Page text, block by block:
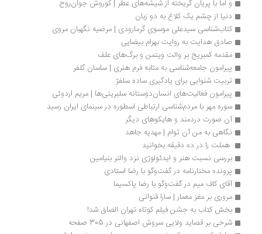
و اما با پریان گریخته از شیشه‌های عطر | کوروش جوان‌روح
دنیا از چشم یک کلاغ به دو زبان
کتاب‌شناسی سیدعلی موسوی گرمارودی | مرضیه نگهبان مروی
صادق هدایت به روایت بهرام بیضایی
مقدمه کمبریج بر والت ویتمن و برگ‌های علف
پیرامون جامعه‌شناسی به مثابه فرم هنری | ساسان گلفر
تربیت شنوایی برای یادگیری ساده سلفژ
پیرامون فعالیت‌های انسان‌دوستانه سلبریتی‌ها | مریم اردوئی
سوره مهر با مردم‌‏شناسی ارتباطی اسطوره در سینمای ایران رسید
آن صورت دردمند و هایکوهای دیگر
نگاهی به من آن توام | مهدیه جاهد
هملت را در ده دقیقه بخوانید
بررسی نسبت هنر و ایدئولوژی نزد والتر بنیامین
پرونده مختارنامه در گفت‌وگو با رضا استادی
آقای کاف میم در گفت‌وگو با رضا پاکسیما
مروری بر مغز معمار | سارا قنواتی
بخش کتاب به جشن فیلم کوتاه تهران الصاق شد!
شرحی بر قصاید ولایی سروش اصفهانی در 305 صفحه